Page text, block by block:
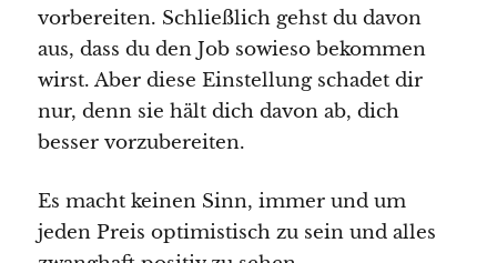
vorbereiten. Schließlich gehst du davon
aus, dass du den Job sowieso bekommen
wirst. Aber diese Einstellung schadet dir
nur, denn sie hält dich davon ab, dich
besser vorzubereiten.
Es macht keinen Sinn, immer und um
jeden Preis optimistisch zu sein und alles